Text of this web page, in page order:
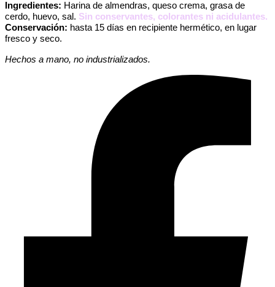
Ingredientes: Harina de almendras, queso crema, grasa de
cerdo, huevo, sal. Sin conservantes, colorantes ni acidulantes.
Conservación: hasta 15 días en recipiente hermético, en lugar
fresco y seco.
Hechos a mano, no industrializados.